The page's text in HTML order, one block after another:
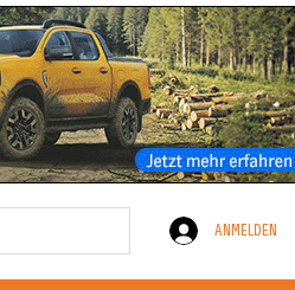
ANMELDEN